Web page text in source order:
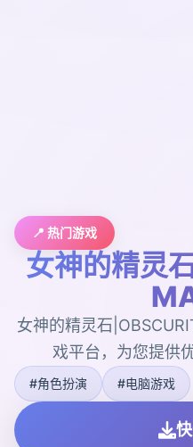
📍 热门游戏
女神的精灵
女神的精灵石
戏平台，为您提供
#角色扮演 #电脑游戏